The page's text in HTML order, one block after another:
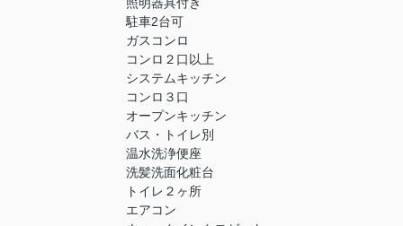
照明器具付き
駐車2台可
ガスコンロ
コンロ２口以上
システムキッチン
コンロ３口
オープンキッチン
バス・トイレ別
温水洗浄便座
洗髪洗面化粧台
トイレ２ヶ所
エアコン